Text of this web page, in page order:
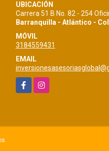
UBICACIÓN
Carrera 51 B No. 82 - 254
Barranquilla - Atlántico -
MÓVIL
3184559431
EMAIL
FacebookInstagram